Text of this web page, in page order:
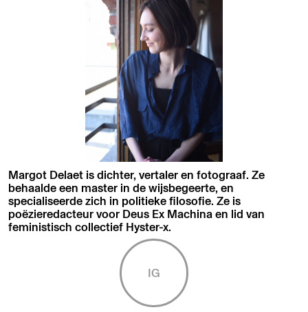
Margot Delaet is dichter, vertaler en fotograaf. Ze
behaalde een master in de wijsbegeerte, en
specialiseerde zich in politieke filosofie. Ze is
poëzieredacteur voor Deus Ex Machina en lid van
feministisch collectief Hyster-x.
IG